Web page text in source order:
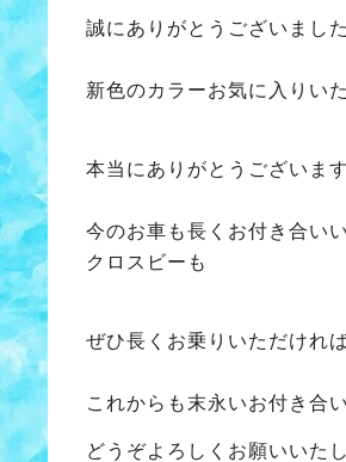
誠にありがとうございました
新色のカラーお気に入りい
本当にありがとうございます
今のお車も長くお付き合い
クロスビーも
ぜひ長くお乗りいただけれ
これからも末永いお付き合
どうぞよろしくお願いいた